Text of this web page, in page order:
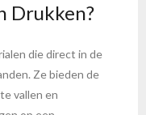
Drukken?
die direct in de
Ze bieden de
vallen en